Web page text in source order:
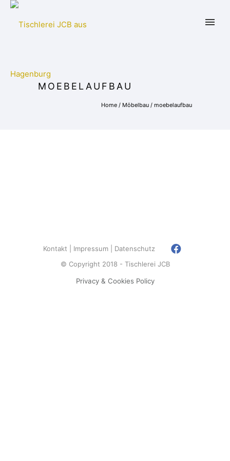
MOEBELAUFBAU
Home / Möbelbau / moebelaufbau
Kontakt Impressum
Datenschutz
© Copyright 2018 - Tischlerei JCB
Privacy & Cookies Policy